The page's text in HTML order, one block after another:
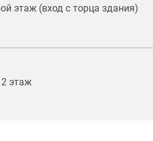
этаж (вход с торца здания)
этаж